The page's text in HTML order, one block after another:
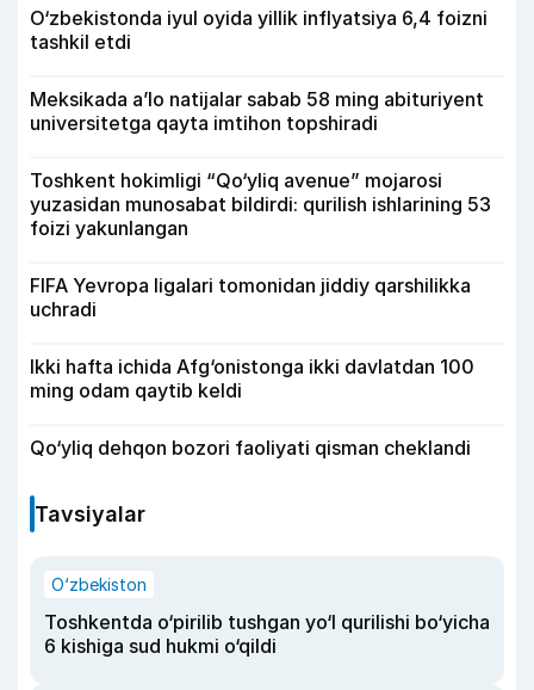
O‘zbekistonda iyul oyida yillik inflyatsiya 6,4 foizni
tashkil etdi
Meksikada a’lo natijalar sabab 58 ming abituriyent
universitetga qayta imtihon topshiradi
Toshkent hokimligi “Qo‘yliq avenue” mojarosi
yuzasidan munosabat bildirdi: qurilish ishlarining 53
foizi yakunlangan
FIFA Yevropa ligalari tomonidan jiddiy qarshilikka
uchradi
Ikki hafta ichida Afg‘onistonga ikki davlatdan 100
ming odam qaytib keldi
Qo‘yliq dehqon bozori faoliyati qisman cheklandi
Tavsiyalar
O‘zbekiston
Toshkentda o‘pirilib tushgan yo‘l qurilishi bo‘yicha
6 kishiga sud hukmi o‘qildi